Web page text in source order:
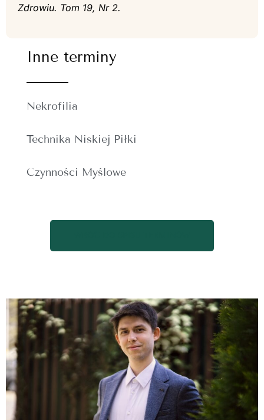
Zdrowiu. Tom 19, Nr 2.
Inne terminy
Nekrofilia
Technika Niskiej Piłki
Czynności Myślowe